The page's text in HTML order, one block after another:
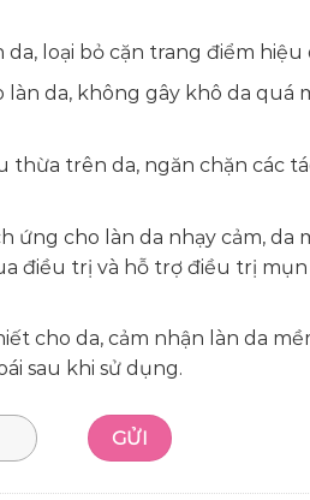
da, loại bỏ cặn trang điểm hiệu
làn da, không gây khô da quá
thừa trên da, ngăn chặn các
ứng cho làn da nhạy cảm, da
điều trị và hỗ trợ điều trị
cho da, cảm nhận làn da
sau khi sử dụng.